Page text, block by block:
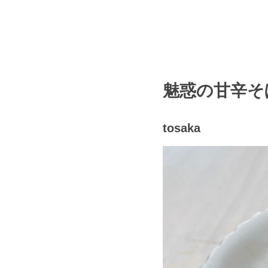
魅惑の甘辛
tosaka